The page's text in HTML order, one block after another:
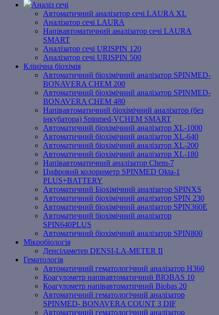
Аналіз сечі
Автоматичний аналізатор сечі LAURA XL
Аналізатор сечі LAURA
Напівавтоматичний аналізатор сечі LAURA
SMART
Аналізатор сечі URISPIN 120
Аналізатор сечі URISPIN 500
Клінічна біохімія
Автоматичний біохімічний аналізатор SPINMED-
BONAVERA CHEM 200
Автоматичний біохімічний аналізатор SPINMED-
BONAVERA CHEM 480
Напівавтоматичний біохімічний аналізатор (без
інкубатора) Spinmed-VCHEM SMART
Автоматичний біохімічний аналізатор XL-1000
Автоматичний біохімічний аналізатор XL-640
Автоматичний біохімічний аналізатор XL-200
Автоматичний біохімічний аналізатор XL-180
Напівавтоматичний аналізатор Chem-7
Цифровий колориметр SPINMED Okta-1
PLUS+BATTERY
Автоматичний Біохімічний аналізатор SPINXS
Автоматичний біохімічний аналізатор SPIN 230
Автоматичний біохімічний аналізатор SPIN360E
Автоматичний біохімічний аналізатор
SPIN640PLUS
Автоматичний біохімічний аналізатор SPIN800
Мікробіологія
Денсіламетер DENSI-LA-METER ІІ
Гематологія
Автоматичний гематологічний аналізатор Н360
Коагулометр напівавтоматичний BIOBAS 10
Коагулометр напівавтоматичний Biobas 20
Автоматичний гематологічний аналізатор
SPINMED- BONAVERA COUNT 3 DIF
Автоматичний гематологічний аналізатор